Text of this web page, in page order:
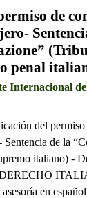
de
penal
Internacional
del
de la
italiano) -
en